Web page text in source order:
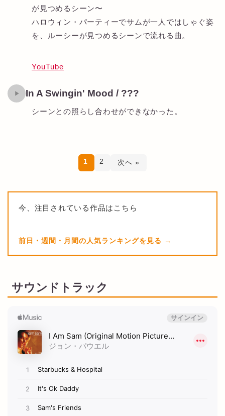
が見つめるシーン〜
ハロウィン・パーティーでサムが一人ではしゃぐ姿
を、ルーシーが見つめるシーンで流れる曲。
YouTube
In A Swingin' Mood / ???
シーンとの照らし合わせができなかった。
1 2 次へ »
今、注目されている作品はこちら
前日・週間・月間の人気ランキングを見る
サウンドトラック